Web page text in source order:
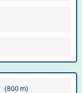
(800 m)